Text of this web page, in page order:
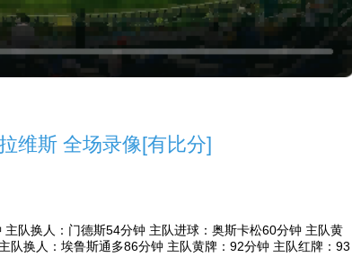
维斯 全场录像[有比分]
队换人：门德斯54分钟 主队进球：奥斯卡松60分钟 主队黄
队换人：埃鲁斯通多86分钟 主队黄牌：92分钟 主队红牌：93